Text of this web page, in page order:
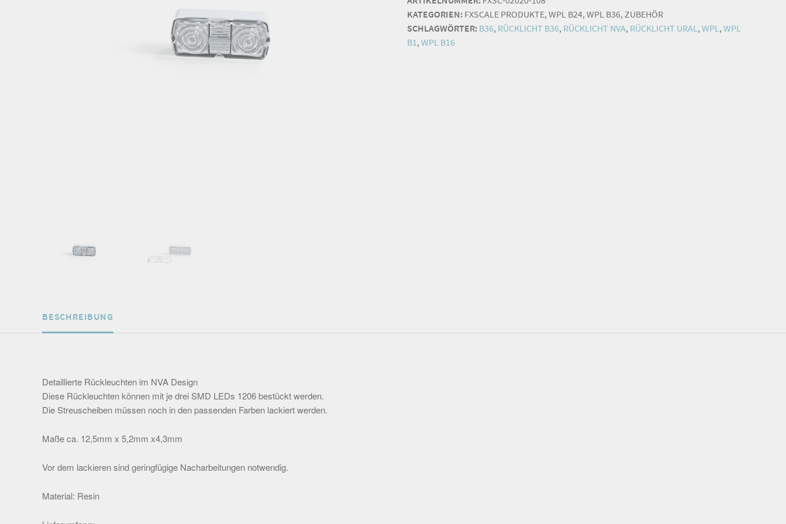
KATEGORIEN: FXSCALE PRODUKTE, WPL B24, WPL B36, ZUBEHÖR
SCHLAGWÖRTER: B36, RÜCKLICHT B36, RÜCKLICHT NVA, RÜCKLICHT URAL , WPL , WPL
B1 , WPL B16
BESCHREIBUNG
Detaillierte Rückleuchten im NVA Design
Diese Rückleuchten können mit je drei SMD LEDs 1206 bestückt werden.
Die Streuscheiben müssen noch in den passenden Farben lackiert werden.
Maße ca. 12,5mm x 5,2mm x4,3mm
Vor dem lackieren sind geringfügige Nacharbeitungen notwendig.
Material: Resin